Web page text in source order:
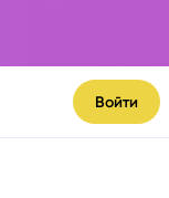
Войти